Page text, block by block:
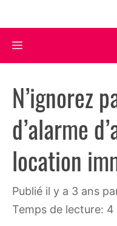
Menu
N’ignorez
d’alarme
location
publié il y a 3 ans
Temps de lecture: